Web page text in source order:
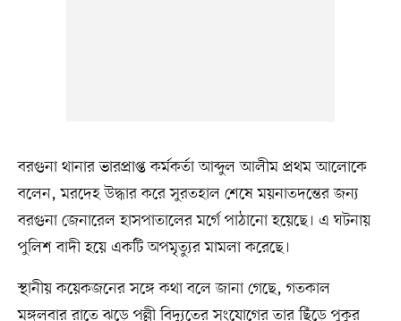
বরগুনা থানার ভারপ্রাপ্ত কর্মকর্তা আব্দুল আলীম প্রথম আলোকে
বলেন, মরদেহ উদ্ধার করে সুরতহাল শেষে ময়নাতদন্তের জন্য
বরগুনা জেনারেল হাসপাতালের মর্গে পাঠানো হয়েছে। এ ঘটনায়
পুলিশ বাদী হয়ে একটি অপমৃত্যুর মামলা করেছে।
স্থানীয় কয়েকজনের সঙ্গে কথা বলে জানা গেছে, গতকাল
মঙ্গলবার রাতে ঝড়ে পল্লী বিদ্যুতের সংযোগের তার ছিঁড়ে পুকুর